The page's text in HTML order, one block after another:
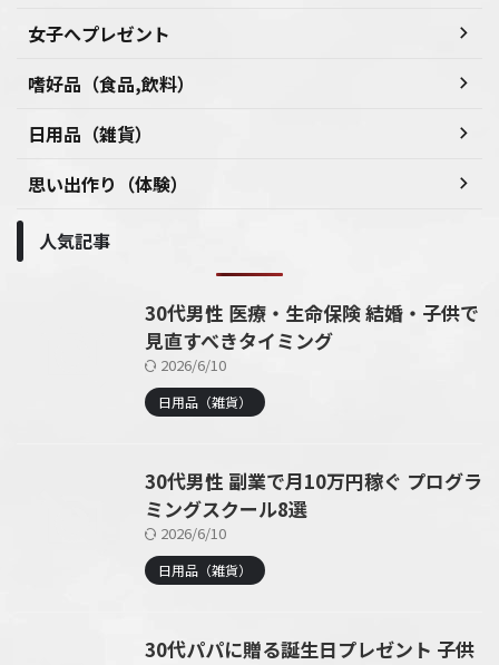
女子へプレゼント
嗜好品（食品,飲料）
日用品（雑貨）
思い出作り（体験）
人気記事
30代男性 医療・生命保険 結婚・子供で
見直すべきタイミング
2026/6/10
日用品（雑貨）
30代男性 副業で月10万円稼ぐ プログラ
ミングスクール8選
2026/6/10
日用品（雑貨）
30代パパに贈る誕生日プレゼント 子供